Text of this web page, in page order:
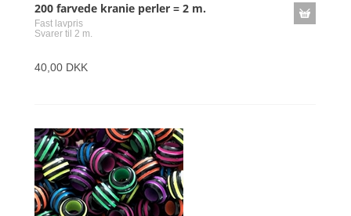
200 farvede kranie perler = 2 m.
Fast lavpris
Svarer til 2 m.
40,00 DKK